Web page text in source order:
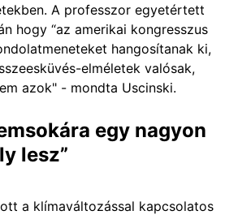
A professzor egyetértett
hogy “az amerikai kongresszus
hangosítanak ki,
elméletek valósak,
azok" - mondta Uscinski.
egy nagyon
lesz”
a klímaváltozással kapcsolatos